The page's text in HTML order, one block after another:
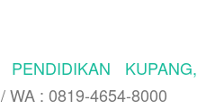
PENDIDIKAN KUPANG,
WA : 0819-4654-8000